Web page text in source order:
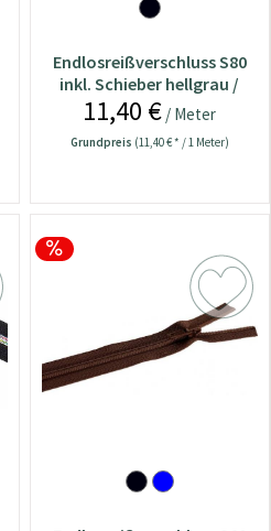
Endlosreißverschluss S80
inkl. Schieber hellgrau /
bunt
11,40 € / Meter
Grundpreis (11,40 € * / 1 Meter)